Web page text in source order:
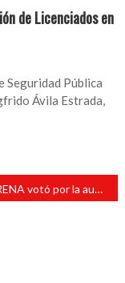
de Licenciados en
Seguridad Pública
Ávila Estrada,
MORENA votó por la austeridad y conciencia social en partidos políticos: Gómez Cazarín